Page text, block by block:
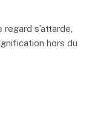
s’attarde,
hors du